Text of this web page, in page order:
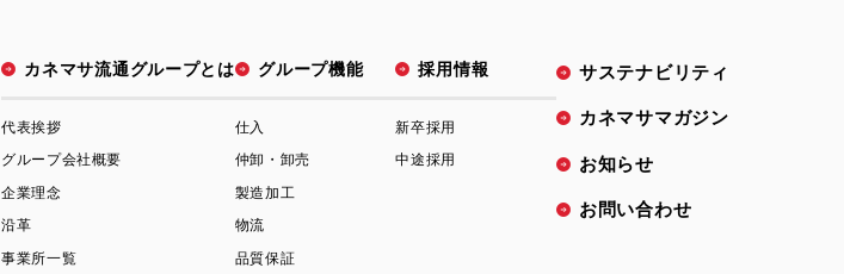
カネマサ流通グループとは
代表挨拶
グループ会社概要
企業理念
沿革
事業所一覧
グループ機能
仕入
仲卸・卸売
製造加工
物流
品質保証
採用情報
新卒採用
中途採用
サステナビリティ
カネマサマガジン
お知らせ
お問い合わせ